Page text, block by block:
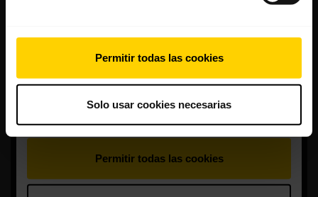
Permitir todas las cookies
Solo usar cookies necesarias